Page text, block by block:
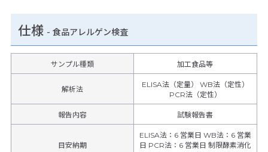
仕様 - 食品アレルゲン検査
サンプル種類 加工食品等
解析法
ELISA法（定量） WB法（定性）
PCR法（定性）
報告内容 試験報告書
目安納期
ELISA法：6 営業日 WB法：6 営業
日 PCR法：6 営業日 制限酵素消化